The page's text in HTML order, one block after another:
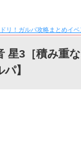
リ！ガルパ攻略まとめイベ
星3［積み重
】